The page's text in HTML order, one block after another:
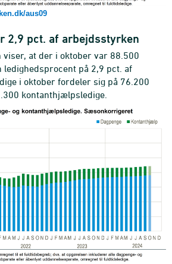
aus09
2,9 pct. af arbejdsstyrken
viser, at der i oktober var 88.500
ledighedsprocent på 2,9 pct. af
i oktober fordeler sig på 76.200
kontanthjælpsledige.